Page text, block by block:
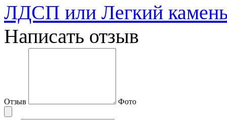
ЛДСП или Легкий
Написать отзыв
Отзыв Фото